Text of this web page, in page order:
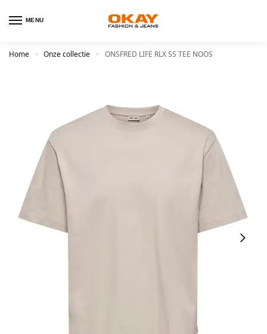
MENU
Home > Onze collectie > ONSFRED LIFE RLX SS TEE NOOS